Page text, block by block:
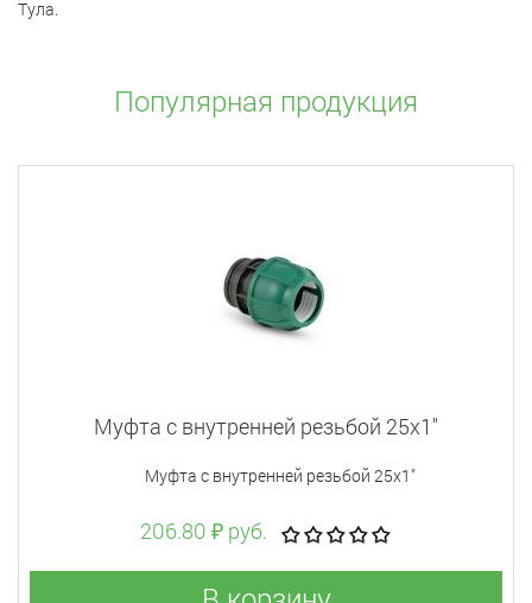
Тула.
Популярная продукция
Муфта с внутренней резьбой 25x1"
Муфта с внутренней резьбой 25x1"
206.80 ₽ руб.